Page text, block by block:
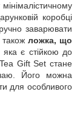
коробці
заварювати
такожложка, що
яка є стійкою до
Gift Set стане
Його можна
для особливого